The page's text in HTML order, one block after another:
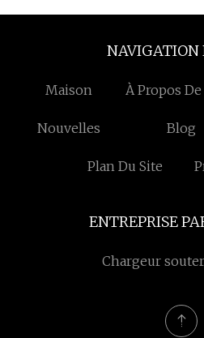
NAVIGATION
Maison À Propos
Nouvelles Blog
Plan Du Site
ENTREPRISE
Chargeur